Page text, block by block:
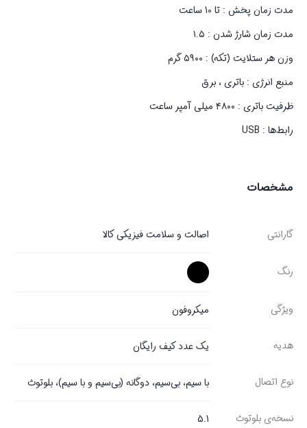
مدت زمان پخش : تا 10 ساعت
مدت زمان شارژ شدن : ۱.۵
وزن هر ستلایت (تکه) : ۵۹۰۰ گرم
منبع انرژی : باتری ، برق
ظرفیت باتری : ۴۸۰۰ میلی آمپر ساعت
رابط‌ها : USB
مشخصات
گارانتی اصالت و سلامت فیزیکی کالا
رنگ
ویژگی میکروفون
هدیه یک عدد کیف رایگان
نوع اتصال با سیم، بی‌سیم، دوگانه (بی‌سیم و با سیم)، بلوتوث
نسخه‌ی بلوتوث 5.1